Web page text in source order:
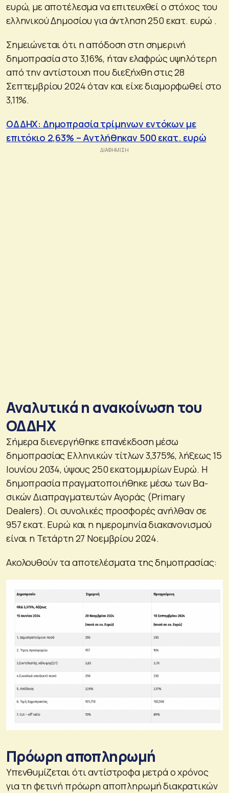
ευρώ, με αποτέλεσμα να επιτευχθεί ο στόχος του
ελληνικού Δημοσίου για άντληση 250 εκατ. ευρώ .
Σημειώνεται ότι η απόδοση στη σημερινή
δημοπρασία στο 3,16%, ήταν ελαφρώς υψηλότερη
από την αντίστοιχη που διεξήχθη στις 28
Σεπτεμβρίου 2024 όταν και είχε διαμορφωθεί στο
3,11%.
ΟΔΔΗΧ: Δημοπρασία τρίμηνων εντόκων με
επιτόκιο 2,63% – Αντλήθηκαν 500 εκατ. ευρώ
Αναλυτικά η ανακοίνωση του
ΟΔΔΗΧ
Σήμερα διενεργήθηκε επανέκδοση μέσω
δημοπρασίας Ελληνικών τίτλων 3,375%, λήξεως 15
Ιουνίου 2034, ύψους 250 εκατομμυρίων Ευρώ. Η
δημοπρασία πραγματοποιήθηκε μέσω των Βα­
σικών Διαπραγματευτών Αγοράς (Primary
Dealers). Οι συνολικές προσφορές ανήλθαν σε
957 εκατ. Ευρώ και η ημερομηνία διακανονισμού
είναι η Τετάρτη 27 Νοεμβρίου 2024.
Ακολουθούν τα αποτελέσματα της δημοπρασίας:
Πρόωρη αποπληρωμή
Υπενθυμίζεται ότι αντίστροφα μετρά ο χρόνος
για τη φετινή πρόωρη αποπληρωμή διακρατικών